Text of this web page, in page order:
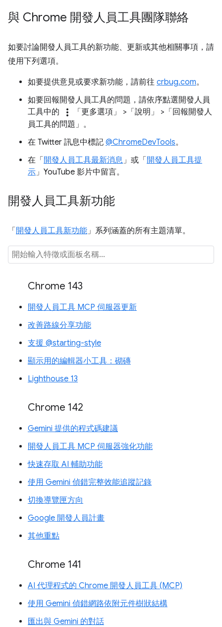
與 Chrome 開發人員工具團隊聯絡
如要討論開發人員工具的新功能、更新或其他相關事項，請
使用下列選項。
如要提供意見或要求新功能，請前往 crbug.com。
如要回報開發人員工具的問題，請依序點選開發人員
工具中的
more_vert 「更多選項」 >「說明」
>「回報開發人
員工具的問題」 。
在 Twitter 訊息中標記 @ChromeDevTools。
在「開發人員工具最新消息 」或「開發人員工具提
示 」YouTube 影片中留言。
開發人員工具新功能
「開發人員工具新功能 」系列涵蓋的所有主題清單。
Chrome 143
開發人員工具 MCP 伺服器更新
改善路線分享功能
支援 @starting-style
顯示用的編輯器小工具：砌磚
Lighthouse 13
Chrome 142
Gemini 提供的程式碼建議
開發人員工具 MCP 伺服器強化功能
快速存取 AI 輔助功能
使用 Gemini 偵錯完整效能追蹤記錄
切換導覽匣方向
Google 開發人員計畫
其他重點
Chrome 141
AI 代理程式的 Chrome 開發人員工具 (MCP)
使用 Gemini 偵錯網路依附元件樹狀結構
匯出與 Gemini 的對話